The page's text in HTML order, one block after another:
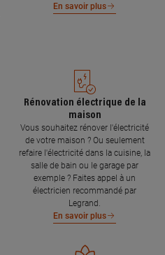
En savoir plus
Rénovation électrique de la
maison
Vous souhaitez rénover l'électricité
de votre maison ? Ou seulement
refaire l'électricité dans la cuisine, la
salle de bain ou le garage par
exemple ? Faites appel à un
électricien recommandé par
Legrand.
En savoir plus